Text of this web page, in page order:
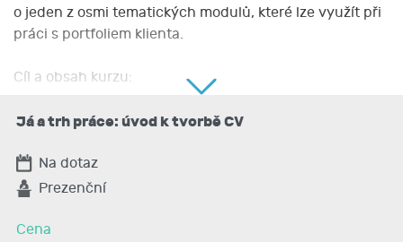
o jeden z osmi tematických modulů, které lze využít při
práci s portfoliem klienta.
Cíl a obsah kurzu:
- získat kompetence, jak ve skupinovém a individuálním
budoucnosti na trhu práce
portfoliem Start iD a jak využít výstupy portfolia pro
Já a trh práce: úvod k tvorbě CV
Na dotaz
Prezenční
Cena